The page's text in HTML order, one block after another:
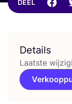
DEEL
Details
Laatste